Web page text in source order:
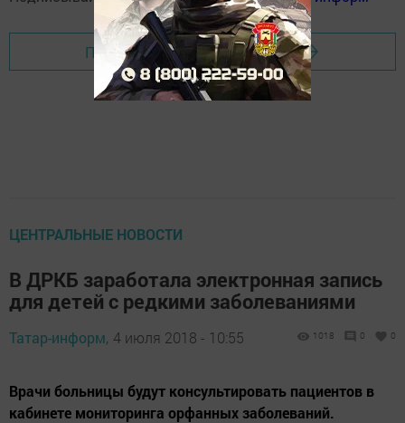
Перейти на страницу новости
ЦЕНТРАЛЬНЫЕ НОВОСТИ
В ДРКБ заработала электронная запись
для детей с редкими заболеваниями
Татар-информ, 4 июля 2018 - 10:55 1018 0 0
Врачи больницы будут консультировать пациентов в
кабинете мониторинга орфанных заболеваний.